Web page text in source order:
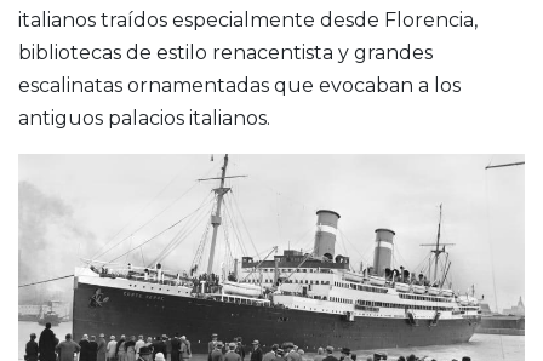
italianos traídos especialmente desde Florencia,
bibliotecas de estilo renacentista y grandes
escalinatas ornamentadas que evocaban a los
antiguos palacios italianos.